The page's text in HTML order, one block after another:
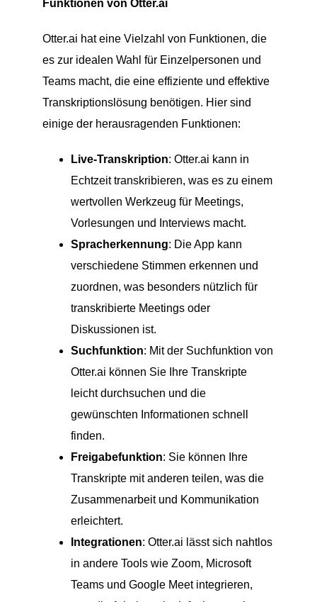
Funktionen von Otter.ai
Otter.ai hat eine Vielzahl von Funktionen, die
es zur idealen Wahl für Einzelpersonen und
Teams macht, die eine effiziente und effektive
Transkriptionslösung benötigen. Hier sind
einige der herausragenden Funktionen:
Live-Transkription: Otter.ai kann in
Echtzeit transkribieren, was es zu einem
wertvollen Werkzeug für Meetings,
Vorlesungen und Interviews macht.
Spracherkennung: Die App kann
verschiedene Stimmen erkennen und
zuordnen, was besonders nützlich für
transkribierte Meetings oder
Diskussionen ist.
Suchfunktion: Mit der Suchfunktion von
Otter.ai können Sie Ihre Transkripte
leicht durchsuchen und die
gewünschten Informationen schnell
finden.
Freigabefunktion: Sie können Ihre
Transkripte mit anderen teilen, was die
Zusammenarbeit und Kommunikation
erleichtert.
Integrationen: Otter.ai lässt sich nahtlos
in andere Tools wie Zoom, Microsoft
Teams und Google Meet integrieren,